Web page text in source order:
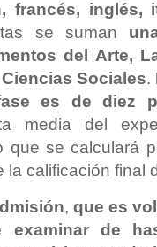
francés, inglés,
se suman
del Arte,
Sociales.
es de diez
media del
que se calculará
la calificación final
n, que es
examinar de